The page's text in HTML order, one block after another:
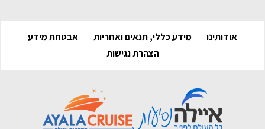
אודותינו מידע כללי, תנאים ואחריות
אבטחת מידע
הצהרת נגישות